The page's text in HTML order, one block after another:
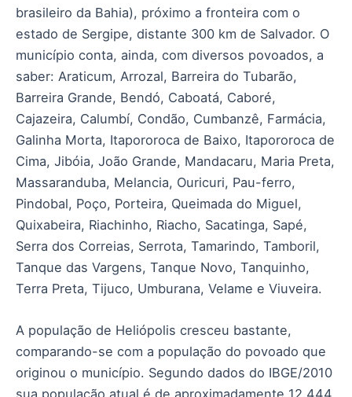
brasileiro da Bahia), próximo a fronteira com o
estado de Sergipe, distante 300 km de Salvador. O
município conta, ainda, com diversos povoados, a
saber: Araticum, Arrozal, Barreira do Tubarão,
Barreira Grande, Bendó, Caboatá, Caboré,
Cajazeira, Calumbí, Condão, Cumbanzê, Farmácia,
Galinha Morta, Itapororoca de Baixo, Itapororoca de
Cima, Jibóia, João Grande, Mandacaru, Maria Preta,
Massaranduba, Melancia, Ouricuri, Pau-ferro,
Pindobal, Poço, Porteira, Queimada do Miguel,
Quixabeira, Riachinho, Riacho, Sacatinga, Sapé,
Serra dos Correias, Serrota, Tamarindo, Tamboril,
Tanque das Vargens, Tanque Novo, Tanquinho,
Terra Preta, Tijuco, Umburana, Velame e Viuveira.
A população de Heliópolis cresceu bastante,
comparando-se com a população do povoado que
originou o município. Segundo dados do IBGE/2010